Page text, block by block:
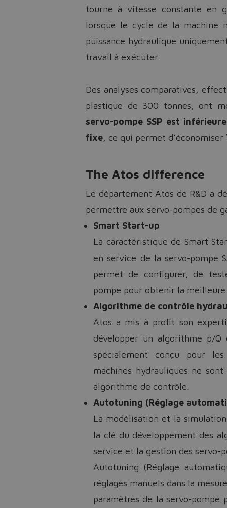
tourne à vitesse constante en
lorsque le cycle de la machine
puissance hydraulique
travail à exécuter.
Des analyses comparatives,
plastique de 300 tonnes, ont
servo-pompe SSP est
fixe, ce qui permet d’économiser
The Atos difference
Le département Atos de R&D a
permettre aux servo-pompes de
Smart Start-up
La caractéristique de Smart
en service de la servo-pompe
permet de configurer, de
pompe pour obtenir la
Algorithme de contrôle
Atos a mis à profit son
développer un algorithme p/Q
spécialement conçu pour
machines hydrauliques ne
algorithme de contrôle.
Autotuning (Réglage
La modélisation et la
la clé du développement des
service et la gestion des servo-
Autotuning (Réglage
réglages manuels dans la
paramètres de la servo-pompe